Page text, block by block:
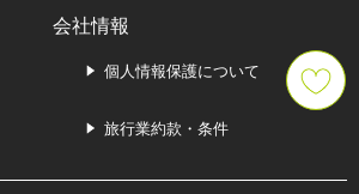
会社情報
個人情報保護について
旅行業約款・条件